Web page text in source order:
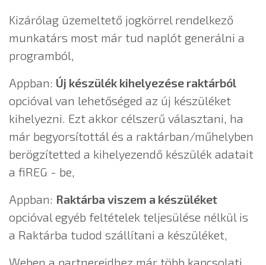
Kizárólag üzemeltető jogkörrel rendelkező
munkatárs most már tud naplót generálni a
programból,
Appban: Új készülék kihelyezése raktárból
opcióval van lehetőséged az új készüléket
kihelyezni. Ezt akkor célszerű választani, ha
már begyorsítottál és a raktárban/műhelyben
berögzítetted a kihelyezendő készülék adatait
a fiREG - be,
Appban: Raktárba viszem a készüléket
opcióval egyéb feltételek teljesülése nélkül is
a Raktárba tudod szállítani a készüléket,
Weben a partnereidhez már több kapcsolati